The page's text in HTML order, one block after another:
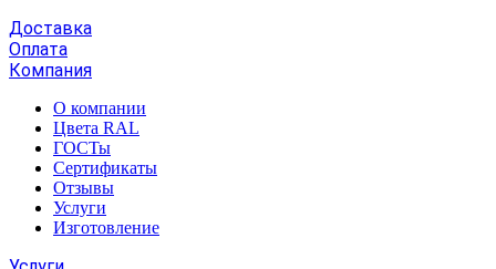
Доставка
Оплата
Компания
О компании
Цвета RAL
ГОСТы
Сертификаты
Отзывы
Услуги
Изготовление